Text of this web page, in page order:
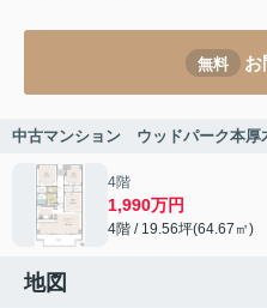
無料 お
中古マンション ウッドパーク本厚
4階
1,990万円
4階 / 19.56坪(64.67㎡)
地図